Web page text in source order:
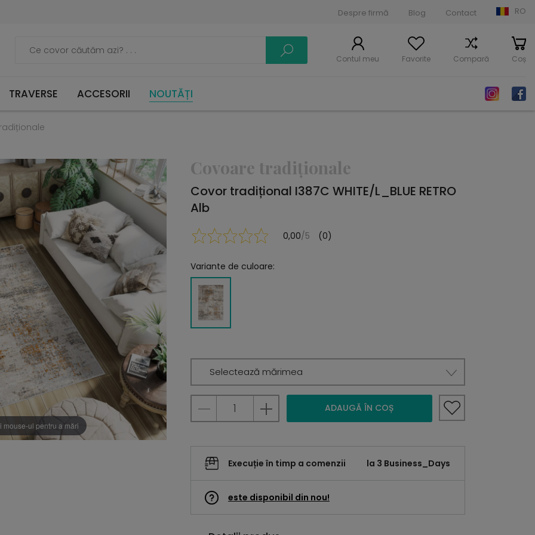
Despre firmă Blog Contact RO
Contul meu Favorite Compară Coș
TRAVERSE ACCESORII NOUTĂȚI
mouse-ul pentru a mări
Covoare tradiționale
Covor tradițional I387C WHITE/L_BLUE RETRO
Alb
0,00/5 (0)
Variante de culoare:
Selectează mărimea
ADAUGĂ ÎN COȘ
Execuție în timp a comenzii la 3 Business_Days
este disponibil din nou!